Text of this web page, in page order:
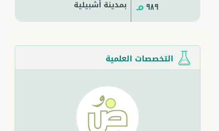
مـ 989 بمدينة أشبيلية
التخصصات العلمية